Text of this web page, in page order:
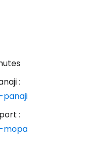
:
:
mopa